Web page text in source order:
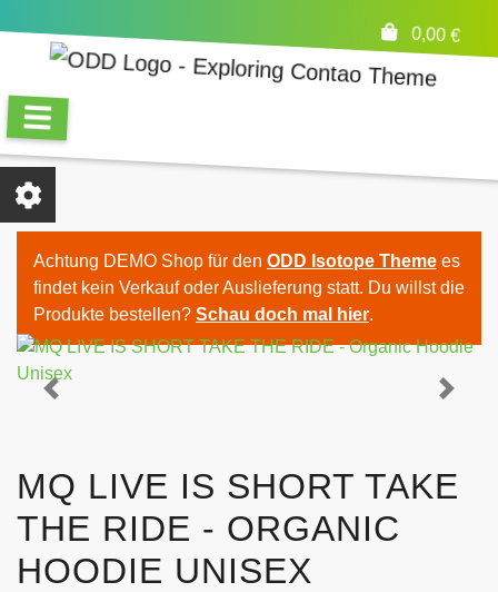
0,00€
Achtung DEMO Shop für den ODD Isotope Theme es
findet kein Verkauf oder Auslieferung statt. Du willst die
Produkte bestellen? Schau doch mal hier.
Previous Next
MQ LIVE IS SHORT TAKE
THE RIDE - ORGANIC
HOODIE UNISEX